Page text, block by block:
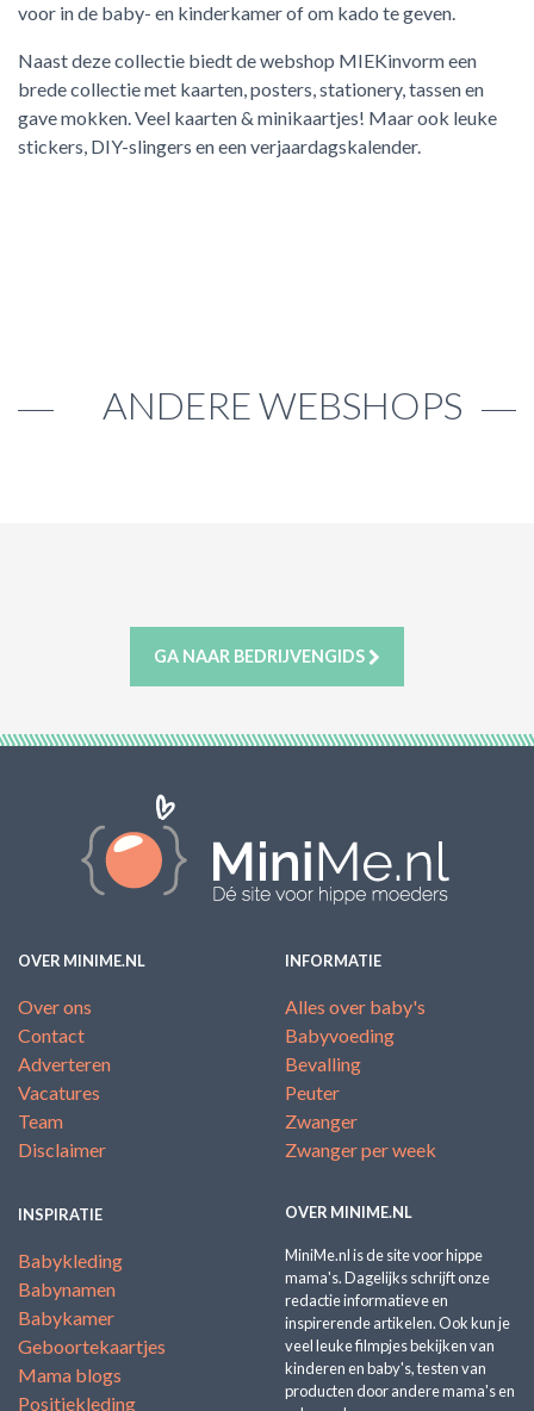
voor in de baby- en kinderkamer of om kado te geven.
Naast deze collectie biedt de webshop MIEKinvorm een
brede collectie met kaarten, posters, stationery, tassen en
gave mokken. Veel kaarten & minikaartjes! Maar ook leuke
stickers, DIY-slingers en een verjaardagskalender.
ANDERE WEBSHOPS
GA NAAR BEDRIJVENGIDS
OVER MINIME.NL
Over ons
Contact
Adverteren
Vacatures
Team
Disclaimer
INFORMATIE
Alles over baby's
Babyvoeding
Bevalling
Peuter
Zwanger
Zwanger per week
INSPIRATIE
Babykleding
Babynamen
Babykamer
Geboortekaartjes
Mama blogs
Positiekleding
OVER MINIME.NL
MiniMe.nl is de site voor hippe
mama's. Dagelijks schrijft onze
redactie informatieve en
inspirerende artikelen. Ook kun je
veel leuke filmpjes bekijken van
kinderen en baby's, testen van
producten door andere mama's en